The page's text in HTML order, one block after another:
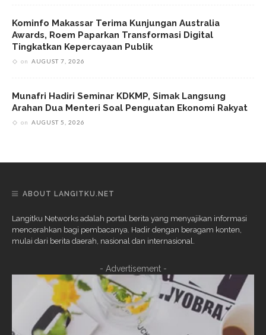
Kominfo Makassar Terima Kunjungan Australia
Awards, Roem Paparkan Transformasi Digital
Tingkatkan Kepercayaan Publik
on AUGUST 7, 2026
Munafri Hadiri Seminar KDKMP, Simak Langsung
Arahan Dua Menteri Soal Penguatan Ekonomi Rakyat
on AUGUST 5, 2026
ABOUT LANGITKU.NET
Langitku Networks adalah portal berita yang menyajikan informasi
mencerahkan bagi pembacanya. Hadir dengan beragam konten,
mulai dari berita daerah, nasional dan internasional.
- Advertisement -